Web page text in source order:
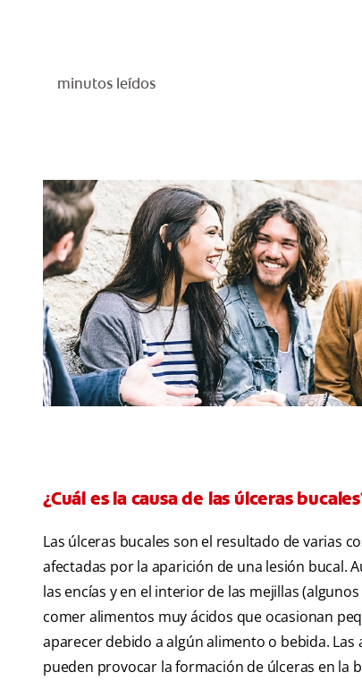
minutos leídos
¿Cuál es la causa de las úlceras
Las úlceras bucales son el resultado de varias
afectadas por la aparición de una lesión bucal.
las encías y en el interior de las mejillas
comer alimentos muy ácidos que ocasionan
aparecer debido a algún alimento o bebida.
pueden provocar la formación de úlceras en la